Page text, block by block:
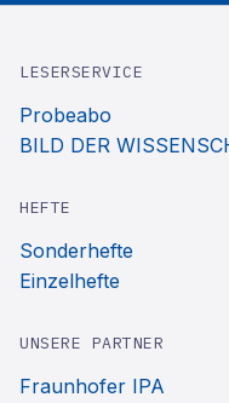
LESERSERVICE
Probeabo
BILD DER
HEFTE
Sonderhefte
Einzelhefte
UNSERE PARTNER
Fraunhofer IPA